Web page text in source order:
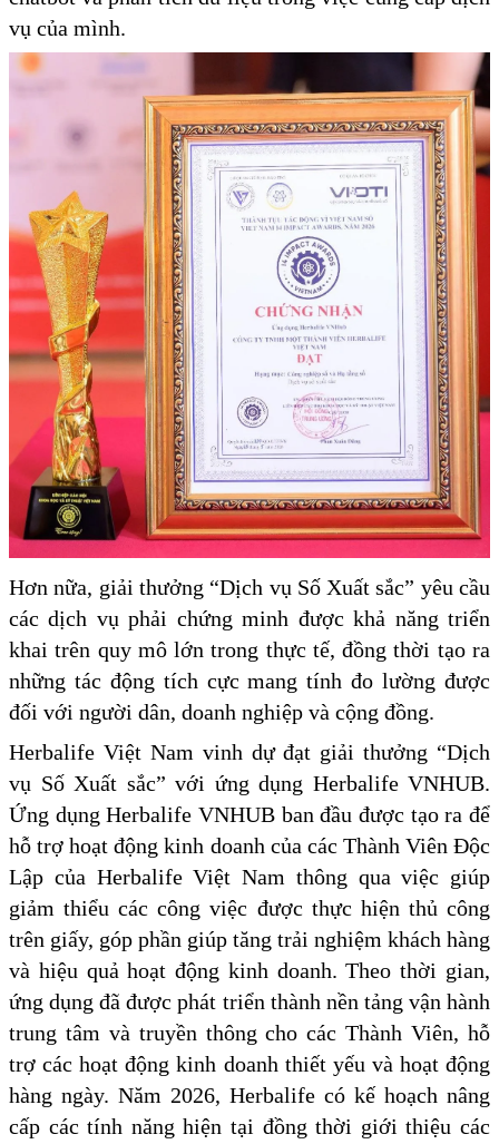
vụ của mình.
Hơn nữa, giải thưởng “Dịch vụ Số Xuất sắc” yêu cầu
các dịch vụ phải chứng minh được khả năng triển
khai trên quy mô lớn trong thực tế, đồng thời tạo ra
những tác động tích cực mang tính đo lường được
đối với người dân, doanh nghiệp và cộng đồng.
Herbalife Việt Nam vinh dự đạt giải thưởng “Dịch
vụ Số Xuất sắc” với ứng dụng Herbalife VNHUB.
Ứng dụng Herbalife VNHUB ban đầu được tạo ra để
hỗ trợ hoạt động kinh doanh của các Thành Viên Độc
Lập của Herbalife Việt Nam thông qua việc giúp
giảm thiểu các công việc được thực hiện thủ công
trên giấy, góp phần giúp tăng trải nghiệm khách hàng
và hiệu quả hoạt động kinh doanh. Theo thời gian,
ứng dụng đã được phát triển thành nền tảng vận hành
trung tâm và truyền thông cho các Thành Viên, hỗ
trợ các hoạt động kinh doanh thiết yếu và hoạt động
hàng ngày. Năm 2026, Herbalife có kế hoạch nâng
cấp các tính năng hiện tại đồng thời giới thiệu các